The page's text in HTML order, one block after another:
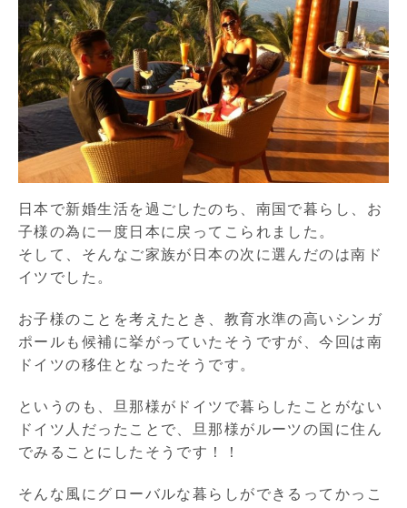
日本で新婚生活を過ごしたのち、南国で暮らし、お
子様の為に一度日本に戻ってこられました。
そして、そんなご家族が日本の次に選んだのは南ド
イツでした。
お子様のことを考えたとき、教育水準の高いシンガ
ポールも候補に挙がっていたそうですが、今回は南
ドイツの移住となったそうです。
というのも、旦那様がドイツで暮らしたことがない
ドイツ人だったことで、旦那様がルーツの国に住ん
でみることにしたそうです！！
そんな風にグローバルな暮らしができるってかっこ